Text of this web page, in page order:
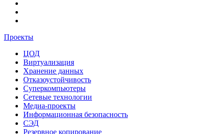
Проекты
ЦОД
Виртуализация
Хранение данных
Отказоустойчивость
Суперкомпьютеры
Сетевые технологии
Медиа-проекты
Информационная безопасность
СЭД
Резервное копирование